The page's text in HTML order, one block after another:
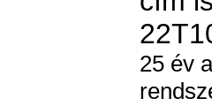
25 év